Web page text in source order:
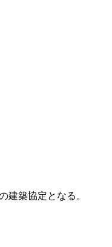
建築協定となる。